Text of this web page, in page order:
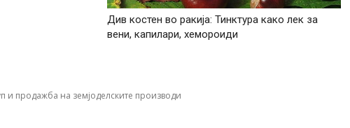
Див костен во ракија: Тинктура како лек за
вени, капилари, хемороиди